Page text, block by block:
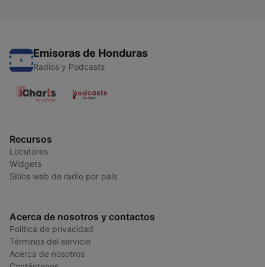
Emisoras de Honduras
Radios y Podcasts
Recursos
Locutores
Widgets
Sitios web de radio por país
Acerca de nosotros y contactos
Política de privacidad
Términos del servicio
Acerca de nosotros